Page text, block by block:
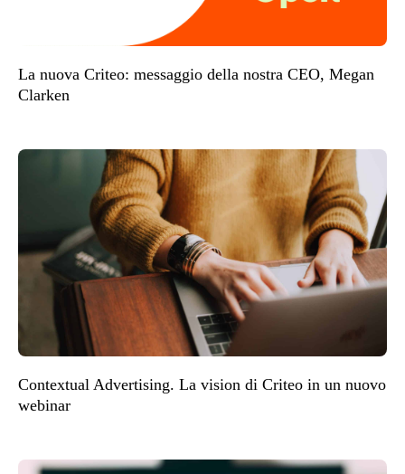
La nuova Criteo: messaggio della nostra CEO, Megan
Clarken
Contextual Advertising. La vision di Criteo in un nuovo
webinar